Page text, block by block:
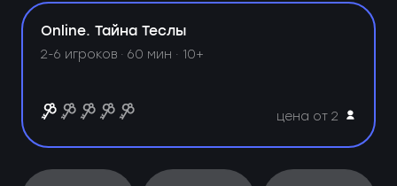
Online. Тайна Теслы
2-6 игроков · 60 мин · 10+
цена от 2